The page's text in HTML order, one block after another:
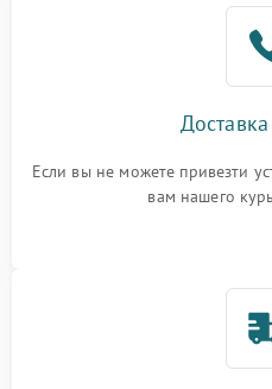
Если вы не можете привезти
вам нашего